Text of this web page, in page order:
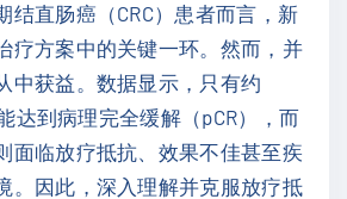
结直肠癌（CRC）患者而言，新
疗方案中的关键一环。然而，并
中获益。数据显示，只有约
达到病理完全缓解（pCR），而
面临放疗抵抗、效果不佳甚至疾
。因此，深入理解并克服放疗抵